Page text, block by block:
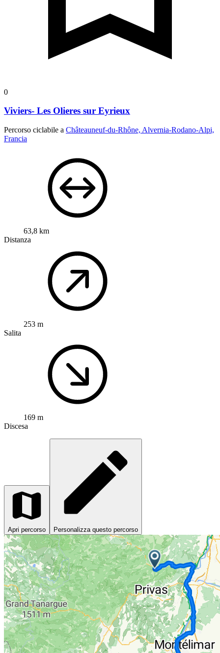
0
Viviers- Les Olieres sur Eyrieux
Percorso ciclabile a Châteauneuf-du-Rhône, Alvernia-Rodano-Alpi,
Francia
63,8 km
Distanza
253 m
Salita
169 m
Discesa
Apri percorso Personalizza questo percorso